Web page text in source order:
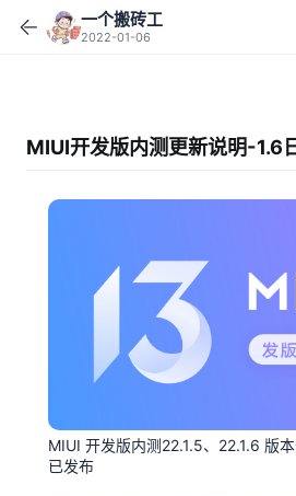
一个搬砖工
2022-01-06
MIUI开发版内测更新说明-1.6
MIUI 开发版内测22.1.5、22.1.6 版
已发布